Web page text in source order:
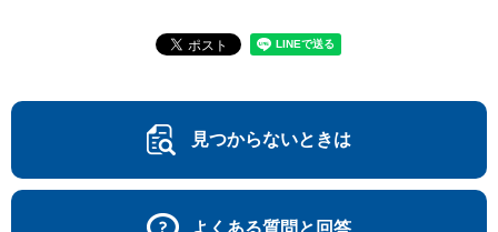
見つからないときは
よくある質問と回答